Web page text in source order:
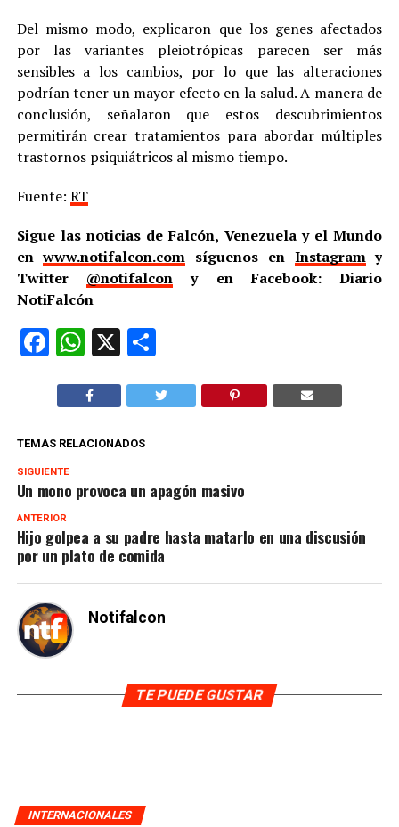
Del mismo modo, explicaron que los genes afectados
por las variantes pleiotrópicas parecen ser más
sensibles a los cambios, por lo que las alteraciones
podrían tener un mayor efecto en la salud. A manera de
conclusión, señalaron que estos descubrimientos
permitirán crear tratamientos para abordar múltiples
trastornos psiquiátricos al mismo tiempo.
Fuente: RT
Sigue las noticias de Falcón, Venezuela y el Mundo
enwww.notifalcon.com síguenos en Instagramy
Twitter @notifalcon y en Facebook: Diario
NotiFalcón
Facebook
WhatsApp
X Compartir
TEMAS RELACIONADOS
SIGUIENTE
Un mono provoca un apagón masivo
ANTERIOR
Hijo golpea a su padre hasta matarlo en una discusión
por un plato de comida
Notifalcon
TE PUEDE GUSTAR
INTERNACIONALES